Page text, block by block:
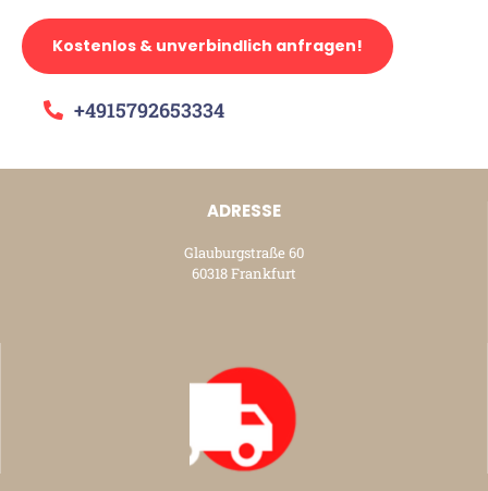
Kostenlos & unverbindlich anfragen!
+4915792653334
ADRESSE
Glauburgstraße 60
60318 Frankfurt